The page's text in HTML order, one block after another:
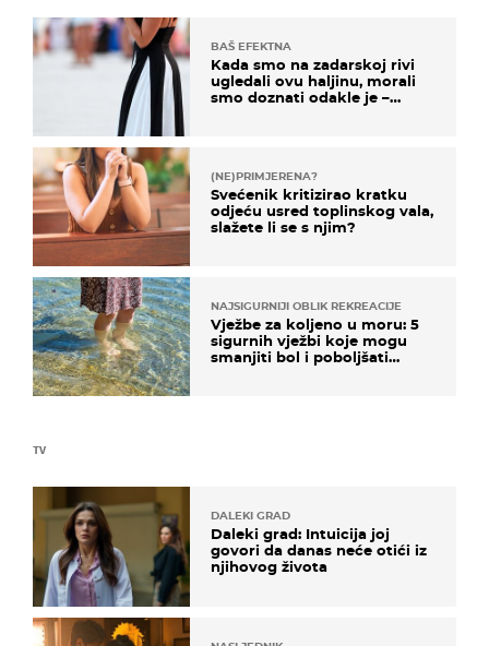
TV
DALEKI GRAD
Daleki grad: Intuicija joj
govori da danas neće otići iz
njihovog života
BAŠ EFEKTNA
Kada smo na zadarskoj rivi
ugledali ovu haljinu, morali
smo doznati odakle je –
(NE)PRIMJERENA?
Svećenik kritizirao kratku
odjeću usred toplinskog vala,
slažete li se s njim?
NAJSIGURNIJI OBLIK REKREACIJE
Vježbe za koljeno u moru: 5
sigurnih vježbi koje mogu
smanjiti bol i poboljšati